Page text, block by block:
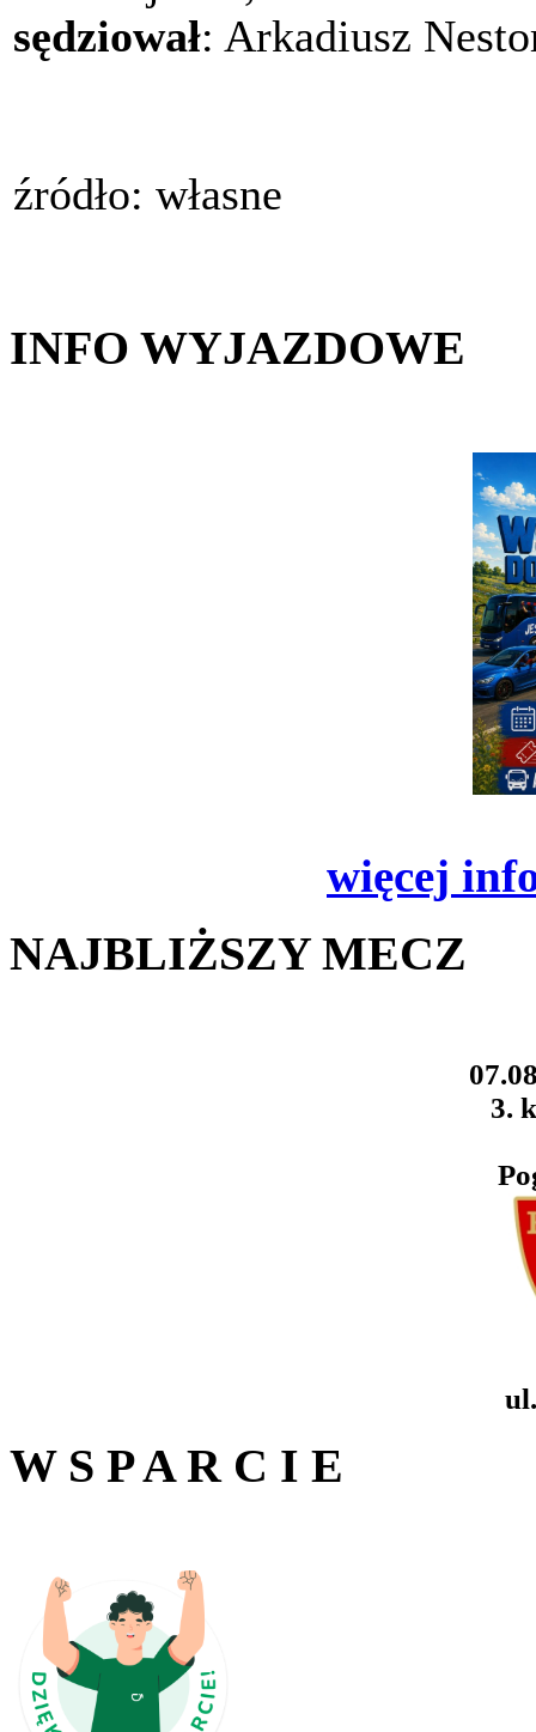
sędziował: Arkadiusz
źródło: własne
INFO WYJAZDOWE
więcej
NAJBLIŻSZY MECZ
3.
W S P A R C I E